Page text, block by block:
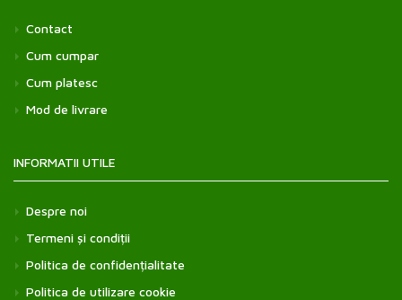
Contact
Cum cumpar
Cum platesc
Mod de livrare
INFORMATII UTILE
Despre noi
Termeni și condiții
Politica de confidențialitate
Politica de utilizare cookie